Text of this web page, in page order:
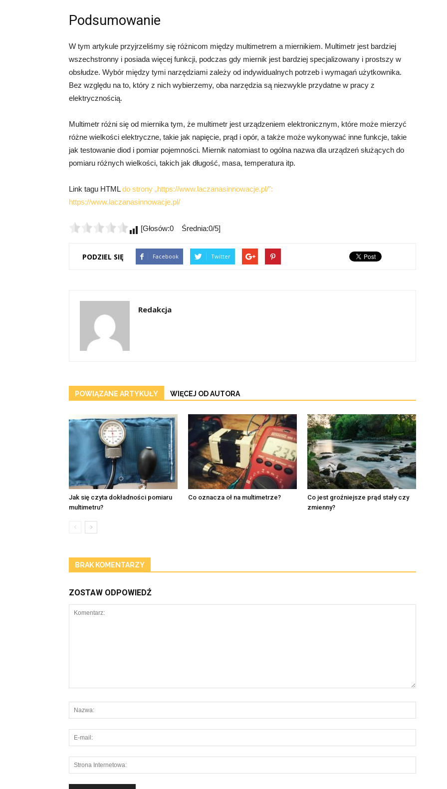
Podsumowanie
W tym artykule przyjrzeliśmy się różnicom między multimetrem a miernikiem. Multimetr jest bardziej
wszechstronny i posiada więcej funkcji, podczas gdy miernik jest bardziej specjalizowany i prostszy w
obsłudze. Wybór między tymi narzędziami zależy od indywidualnych potrzeb i wymagań użytkownika.
Bez względu na to, który z nich wybierzemy, oba narzędzia są niezwykle przydatne w pracy z
elektrycznością.
Multimetr różni się od miernika tym, że multimetr jest urządzeniem elektronicznym, które może mierzyć
różne wielkości elektryczne, takie jak napięcie, prąd i opór, a także może wykonywać inne funkcje, takie
jak testowanie diod i pomiar pojemności. Miernik natomiast to ogólna nazwa dla urządzeń służących do
pomiaru różnych wielkości, takich jak długość, masa, temperatura itp.
Link tagu HTMLdo strony „https://www.laczanasinnowacje.pl/”:
https://www.laczanasinnowacje.pl/
[Głosów:0 Średnia:0/5]
PODZIEL SIĘ Facebook Twitter
Redakcja
POWIĄZANE ARTYKUŁY WIĘCEJ OD AUTORA
Jak się czyta dokładności pomiaru
multimetru?
Co oznacza oł na multimetrze?
Co jest groźniejsze prąd stały czy
zmienny?
BRAK KOMENTARZY
ZOSTAW ODPOWIEDŹ